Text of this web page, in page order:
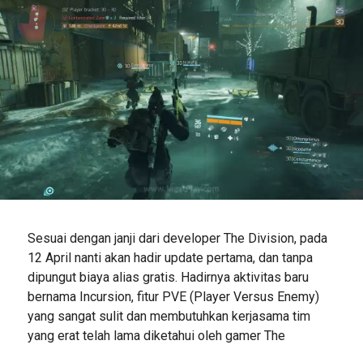
Sesuai dengan janji dari developer The Division, pada
12 April nanti akan hadir update pertama, dan tanpa
dipungut biaya alias gratis. Hadirnya aktivitas baru
bernama Incursion, fitur PVE (Player Versus Enemy)
yang sangat sulit dan membutuhkan kerjasama tim
yang erat telah lama diketahui oleh gamer The